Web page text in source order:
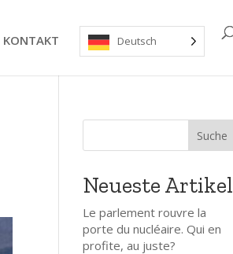
KONTAKT Deutsch
Suche
Neueste Artikel
Le parlement rouvre la
porte du nucléaire. Qui en
profite, au juste?